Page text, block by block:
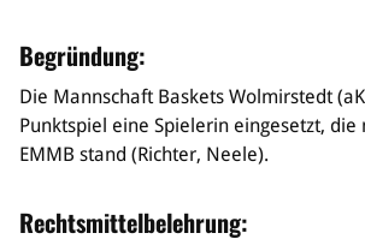
Ausrichtung
Auswahlen
Mitteldeutsche Liga (MDL)
Allgemeines
Begründung:
Die Mannschaft Baskets Wolmirstedt
Punktspiel eine Spielerin eingesetzt, die
EMMB stand (Richter, Neele).
Rechtsmittelbelehrung: